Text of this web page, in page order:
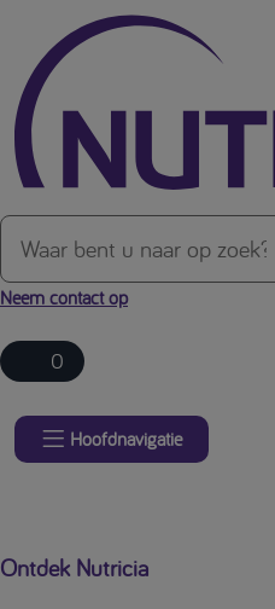
Over de inhoud van de pagina
Neem contact op
0
Hoofdnavigatie
Ontdek Nutricia